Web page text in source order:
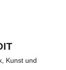
Kunst und